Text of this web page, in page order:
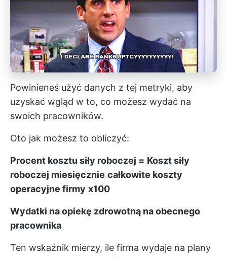
Powinieneś użyć danych z tej metryki, aby
uzyskać wgląd w to, co możesz wydać na
swoich pracowników.
Oto jak możesz to obliczyć:
Procent kosztu siły roboczej = Koszt siły
roboczej miesięcznie całkowite koszty
operacyjne firmy x100
Wydatki na opiekę zdrowotną na obecnego
pracownika
Ten wskaźnik mierzy, ile firma wydaje na plany